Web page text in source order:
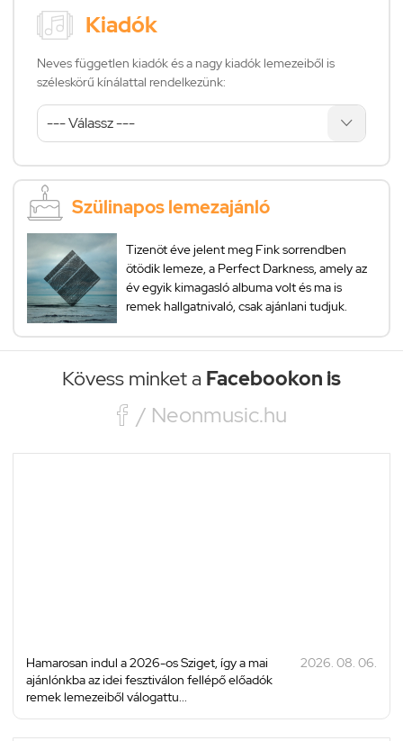
Kiadók
Neves független kiadók és a nagy kiadók lemezeiből is
széleskörű kínálattal rendelkezünk:
Szülinapos lemezajánló
Tizenöt éve jelent meg Fink sorrendben
ötödik lemeze, a Perfect Darkness, amely az
év egyik kimagasló albuma volt és ma is
remek hallgatnivaló, csak ajánlani tudjuk.
Kövess minket a Facebookon is
 / Neonmusic.hu
Hamarosan indul a 2026-os Sziget, így a mai
ajánlónkba az idei fesztiválon fellépő előadók
remek lemezeiből válogattu...
2026. 08. 06.